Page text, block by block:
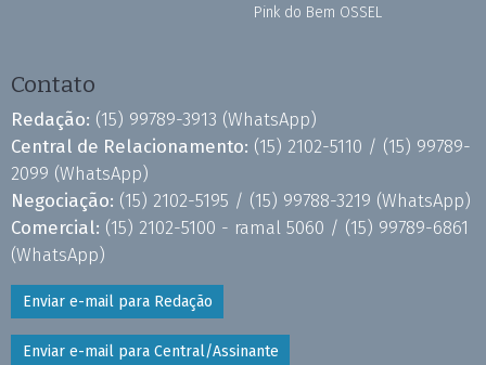
Pink do Bem OSSEL
Contato
Redação: (15) 99789-3913 (WhatsApp)
Central de Relacionamento: (15) 2102-5110 / (15) 99789-
2099 (WhatsApp)
Negociação: (15) 2102-5195 / (15) 99788-3219 (WhatsApp)
Comercial: (15) 2102-5100 - ramal 5060 / (15) 99789-6861
(WhatsApp)
Enviar e-mail para Redação
Enviar e-mail para Central/Assinante